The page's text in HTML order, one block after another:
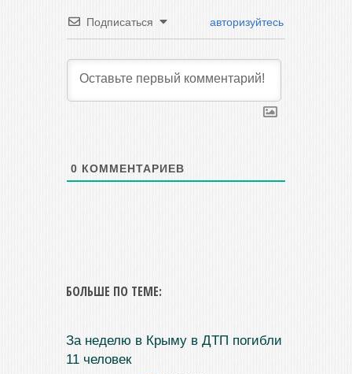
Подписаться авторизуйтесь
0 КОММЕНТАРИЕВ
БОЛЬШЕ ПО ТЕМЕ:
За неделю в Крыму в ДТП погибли
11 человек